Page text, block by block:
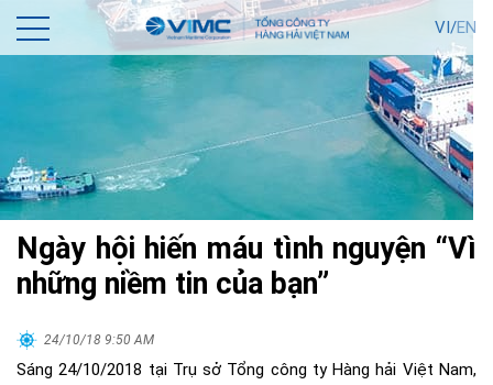
VI/EN
Ngày hội hiến máu tình nguyện “Vì
những niềm tin của bạn”
24/10/18 9:50 AM
Sáng 24/10/2018 tại Trụ sở Tổng công ty Hàng hải Việt Nam,